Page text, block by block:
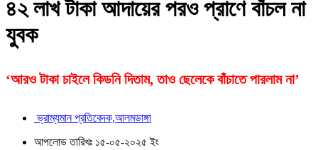
৪২ লাখ টাকা আদায়ের পরও প্রাণে বাঁচল না
যুবক
‘আরও টাকা চাইলে কিডনি দিতাম, তাও ছেলেকে বাঁচাতে পারলাম না’
ভ্রাম্যমান প্রতিবেদক,আলমডাঙ্গা
আপলোড তারিখঃ ১৫-০৫-২০২৫ ইং